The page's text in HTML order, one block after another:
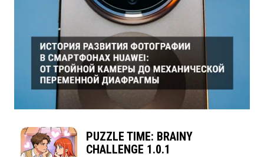
PUZZLE TIME: BRAINY
CHALLENGE 1.0.1